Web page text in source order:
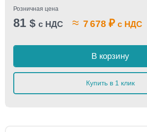
Розничная цена
81 $ с НДС ≈ 7 678 ₽ с НДС
В корзину
Купить в 1 клик